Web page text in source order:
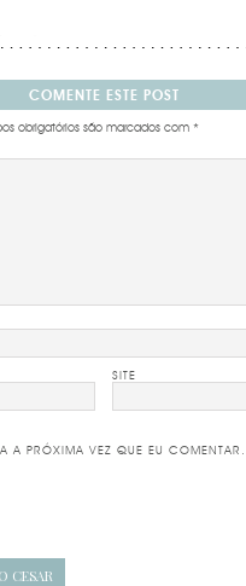
COMENTE ESTE POST
obrigatórios são marcados com *
SITE
A PRÓXIMA VEZ QUE EU COMENTAR.
CESAR